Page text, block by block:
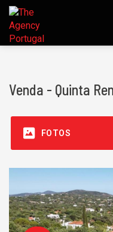
Venda - Quinta
FOTOS